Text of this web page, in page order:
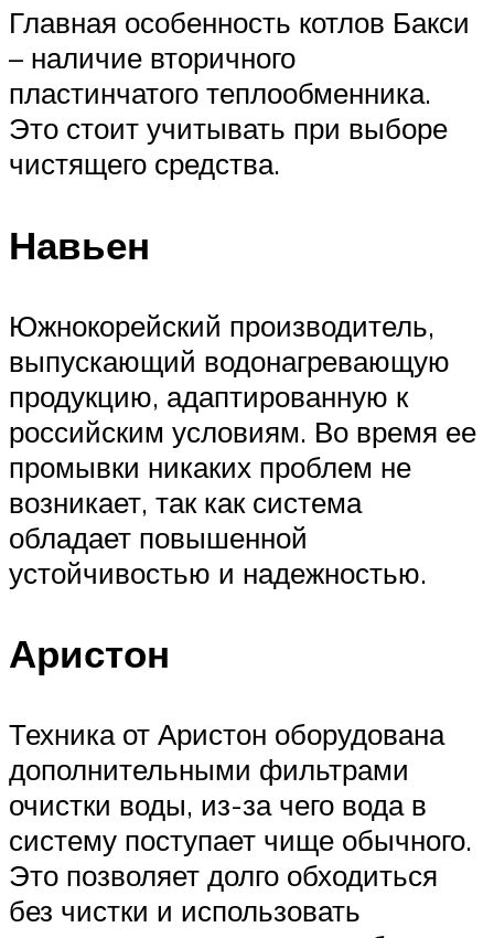
Главная особенность котлов Бакси
– наличие вторичного
пластинчатого теплообменника.
Это стоит учитывать при выборе
чистящего средства.
Навьен
Южнокорейский производитель,
выпускающий водонагревающую
продукцию, адаптированную к
российским условиям. Во время ее
промывки никаких проблем не
возникает, так как система
обладает повышенной
устойчивостью и надежностью.
Аристон
Техника от Аристон оборудована
дополнительными фильтрами
очистки воды, из-за чего вода в
систему поступает чище обычного.
Это позволяет долго обходиться
без чистки и использовать